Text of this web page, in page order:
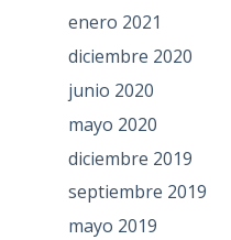
enero 2021
diciembre 2020
junio 2020
mayo 2020
diciembre 2019
septiembre 2019
mayo 2019